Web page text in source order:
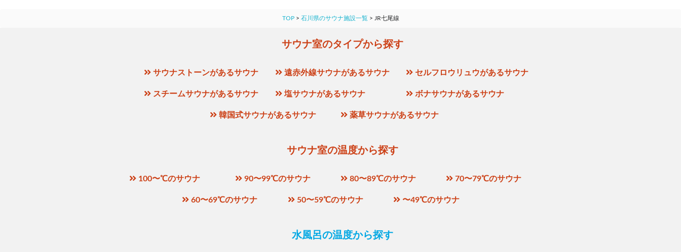
TOP> 石川県のサウナ施設一覧> JR七尾線
サウナ室のタイプから探す
サウナストーンがあるサウナ 遠赤外線サウナがあるサウナ セルフロウリュウがあるサウナ
スチームサウナがあるサウナ 塩サウナがあるサウナ ボナサウナがあるサウナ
韓国式サウナがあるサウナ 薬草サウナがあるサウナ
サウナ室の温度から探す
100〜℃のサウナ 90〜99℃のサウナ 80〜89℃のサウナ 70〜79℃のサウナ
60〜69℃のサウナ 50〜59℃のサウナ 〜49℃のサウナ
水風呂の温度から探す